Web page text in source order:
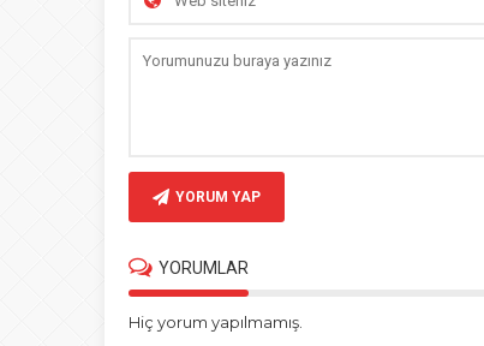
YORUM YAP
YORUMLAR
Hiç yorum yapılmamış.